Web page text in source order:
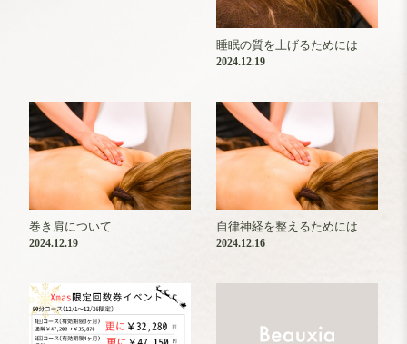
睡眠の質を上げるためには
2024.12.19
巻き肩について
2024.12.19
自律神経を整えるためには
2024.12.16